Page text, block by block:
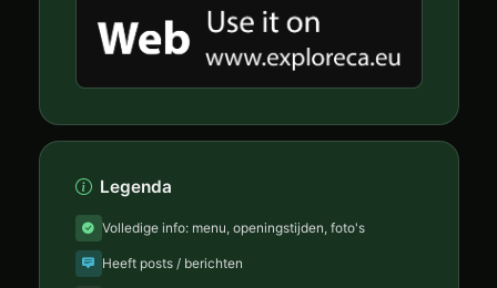
Legenda
Volledige info: menu, openingstijden, foto's
Heeft posts / berichten